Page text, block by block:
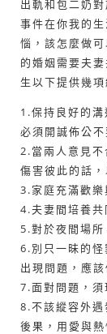
出軌和包二奶
事件在你我的
惱，該怎麼做
的婚姻需要夫
生以下提供幾項
1.保持良好的
必須開誠佈公不
2.當兩人意見
傷害彼此的話
3.家庭充滿歡樂
4.夫妻間培養共
5.對於夜間場所
6.別只一昧的
出現問題，應該
7.面對問題，須
8.不該縱容外
後果，用愛與熱